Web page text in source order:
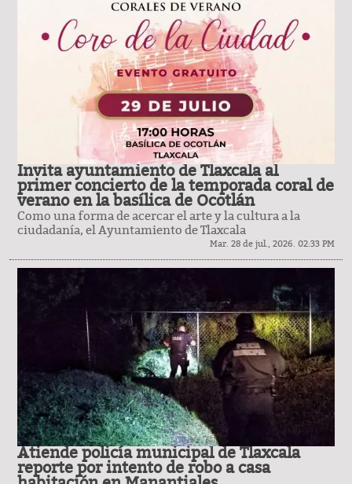
Invita ayuntamiento de Tlaxcala al
primer concierto de la temporada coral de
verano en la basílica de Ocotlán
Como una forma de acercar el arte y la cultura a la
ciudadanía, el Ayuntamiento de Tlaxcala
Mar. 28 de jul., 2026. 02:33 PM
Atiende policía municipal de Tlaxcala
reporte por intento de robo a casa